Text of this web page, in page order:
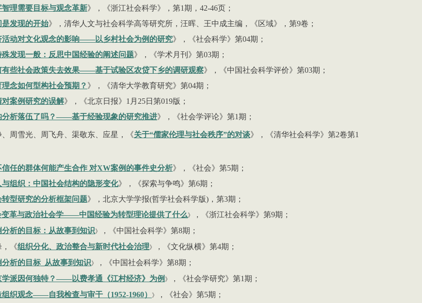
智理需要目标与观念革新》，《浙江社会科学》，第1期， 42-46页；
是发现的开始》，清华人文与社会科学高等研究所，汪晖、王中成主编，《区域》，第9卷；
活动对文化观念的影响——以乡村社会为例的研究》，《社会科学》第04期；
殊发现一般：反思中国经验的阐述问题》，《学术月刊》第03期；
有些社会政策失去效果——基于试验区农贷下乡的调研观察》，《中国社会科学评价》第03期；
理念如何型构社会预期？ 》，《清华大学教育研究》第04期；
对案例研究的误解》，《北京日报》 1 月 25日第019版；
分析落伍了吗？——基于经验现象的研究推进》，《社会学评论》第1期；
、周雪光、周飞舟、渠敬东、应星，《关于“儒家伦理与社会秩序”的对谈》，《清华社会科学》第2卷第1
信任的群体何能产生合作 对XW案例的事件史分析》，《社会》第5期；
与组织：中国社会结构的隐形变化》，《探索与争鸣》第6期；
转型研究的分析框架问题》，北京大学学报(哲学社会科学版)，第3期；
变革与政治社会学——中国经验为转型理论提供了什么》 ，《浙江社会科学》第9期；
分析的目标：从故事到知识》 ，《中国社会科学》第8期；
，《组织分化、政治整合与新时代社会治理》 ，《文化纵横》第4期；
分析的目标_从故事到知识》 ，《中国社会科学》第8期；
学派因何独特？——以费孝通 《江村经济》 为例 》 ，《社会学研究》第1期；
组织观念——自我检查与审干（1952-1960） 》 ，《社会》第5期；